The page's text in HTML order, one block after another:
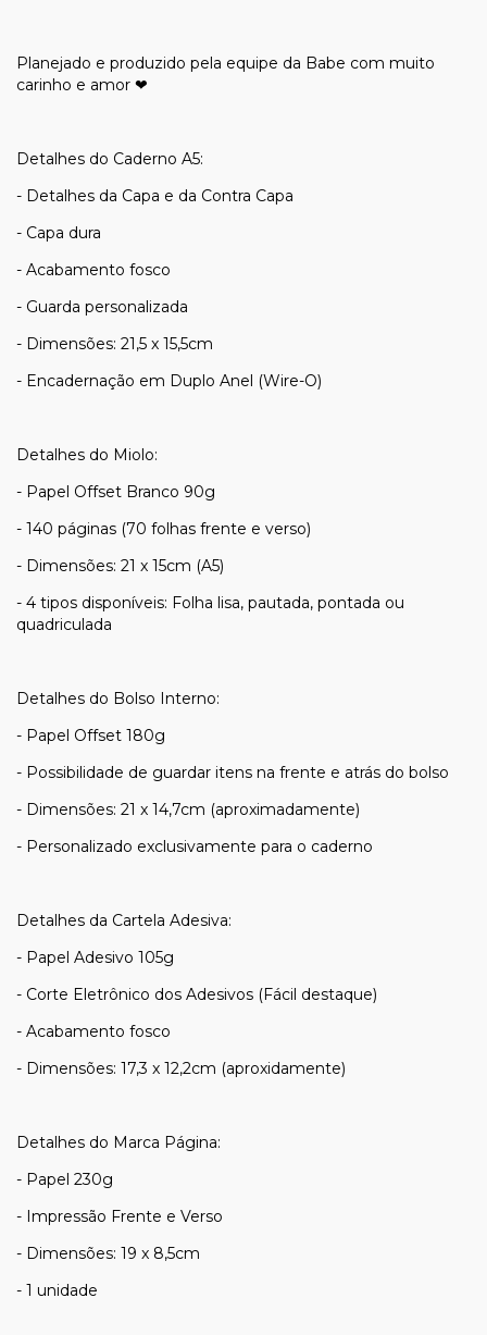
Planejado e produzido pela equipe da Babe com muito
carinho e amor ❤
Detalhes do Caderno A5:
- Detalhes da Capa e da Contra Capa
- Capa dura
- Acabamento fosco
- Guarda personalizada
- Dimensões: 21,5 x 15,5cm
- Encadernação em Duplo Anel (Wire-O)
Detalhes do Miolo:
- Papel Offset Branco 90g
- 140 páginas (70 folhas frente e verso)
- Dimensões: 21 x 15cm (A5)
- 4 tipos disponíveis: Folha lisa, pautada, pontada ou
quadriculada
Detalhes do Bolso Interno:
​- Papel Offset 180g
- Possibilidade de guardar itens na frente e atrás do bolso
- Dimensões: 21 x 14,7cm (aproximadamente)
- Personalizado exclusivamente para o caderno
Detalhes da Cartela Adesiva:
- Papel Adesivo 105g
- Corte Eletrônico dos Adesivos (Fácil destaque)
- Acabamento fosco
- Dimensões: 17,3 x 12,2cm (aproxidamente)
Detalhes do Marca Página:
- Papel 230g
- Impressão Frente e Verso
- Dimensões: 19 x 8,5cm
- 1 unidade